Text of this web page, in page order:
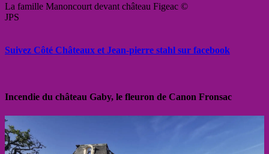
La famille Manoncourt devant château Figeac ©
JPS
Suivez Côté Châteaux et Jean-pierre stahl sur facebook
Incendie du château Gaby, le fleuron de Canon Fronsac